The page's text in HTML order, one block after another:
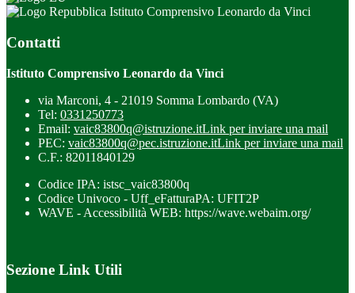
Istituto Comprensivo Leonardo da Vinci
Contatti
Istituto Comprensivo Leonardo da Vinci
via Marconi, 4 - 21019 Somma Lombardo (VA)
Tel: 0331250773
Email: vaic83800q@istruzione.itLink per inviare una mail
PEC: vaic83800q@pec.istruzione.itLink per inviare una mail
C.F.: 82011840129
Codice IPA: istsc_vaic83800q
Codice Univoco - Uff_eFatturaPA: UFIT2P
WAVE - Accessibilità WEB: https://wave.webaim.org/
Sezione Link Utili